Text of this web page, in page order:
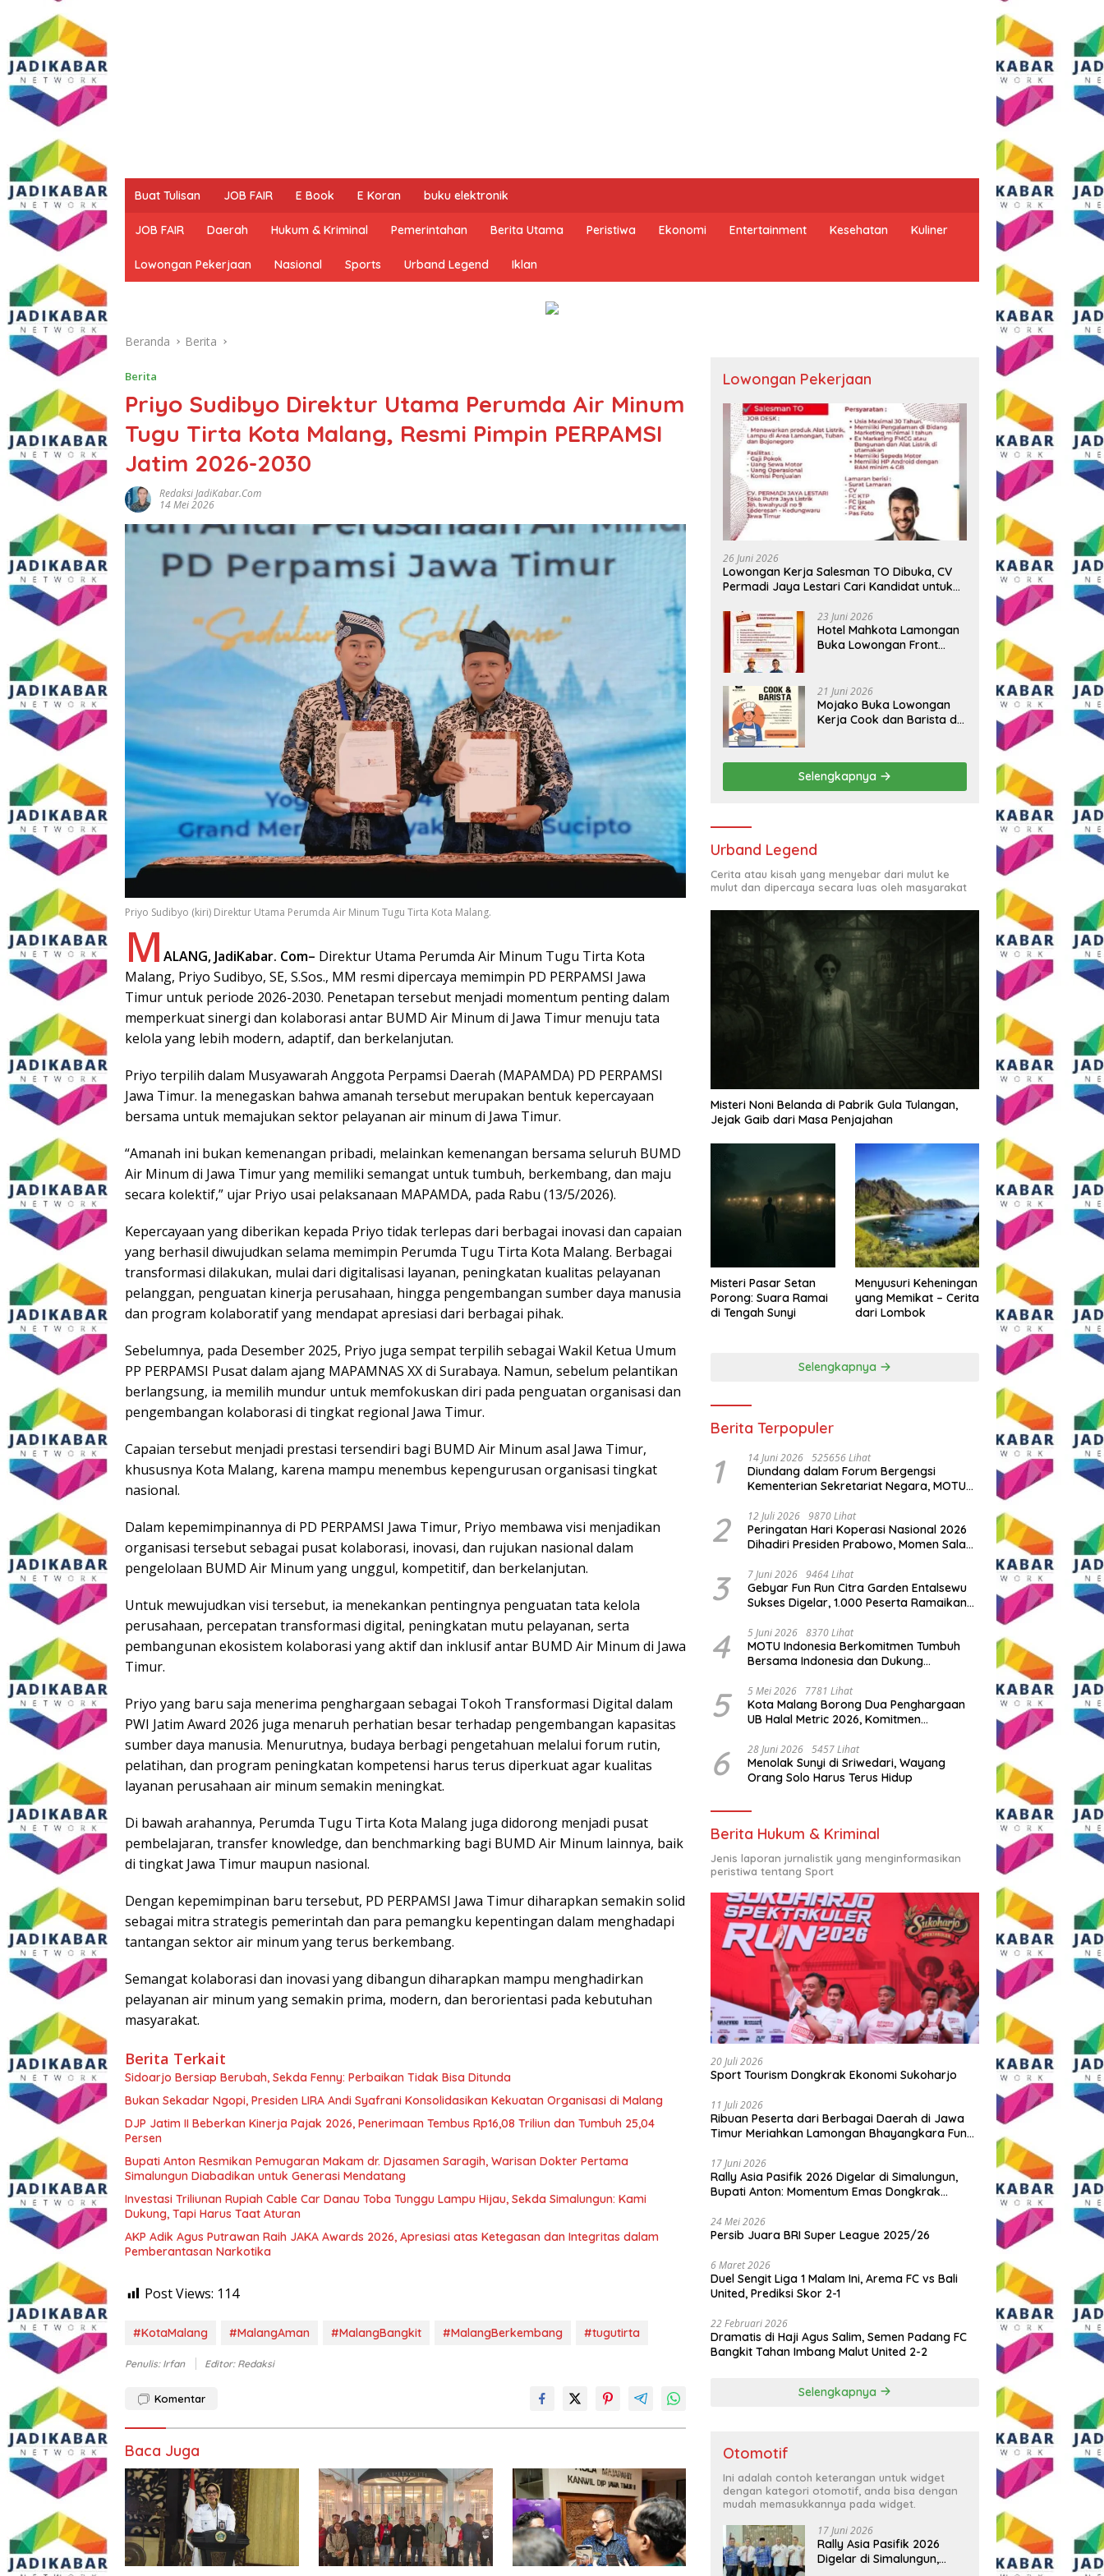
Buat Tulisan JOB FAIR E Book E Koran buku elektronik
JOB FAIR Daerah Hukum & Kriminal Pemerintahan Berita Utama Peristiwa Ekonomi Entertainment Kesehatan Kuliner
Lowongan Pekerjaan Nasional Sports Urband Legend Iklan
Beranda Berita
Berita
Priyo Sudibyo Direktur Utama Perumda Air Minum
Tugu Tirta Kota Malang, Resmi Pimpin PERPAMSI
Jatim 2026-2030
Redaksi JadiKabar.com
14 Mei 2026
Priyo Sudibyo (kiri) Direktur Utama Perumda Air Minum Tugu Tirta Kota Malang.
M ALANG, JadiKabar. Com– Direktur Utama Perumda Air Minum Tugu Tirta Kota
Malang, Priyo Sudibyo, SE, S.Sos., MM resmi dipercaya memimpin PD PERPAMSI Jawa
Timur untuk periode 2026-2030. Penetapan tersebut menjadi momentum penting dalam
memperkuat sinergi dan kolaborasi antar BUMD Air Minum di Jawa Timur menuju tata
kelola yang lebih modern, adaptif, dan berkelanjutan.
Priyo terpilih dalam Musyawarah Anggota Perpamsi Daerah (MAPAMDA) PD PERPAMSI
Jawa Timur. Ia menegaskan bahwa amanah tersebut merupakan bentuk kepercayaan
bersama untuk memajukan sektor pelayanan air minum di Jawa Timur.
“Amanah ini bukan kemenangan pribadi, melainkan kemenangan bersama seluruh BUMD
Air Minum di Jawa Timur yang memiliki semangat untuk tumbuh, berkembang, dan maju
secara kolektif,” ujar Priyo usai pelaksanaan MAPAMDA, pada Rabu (13/5/2026).
Kepercayaan yang diberikan kepada Priyo tidak terlepas dari berbagai inovasi dan capaian
yang berhasil diwujudkan selama memimpin Perumda Tugu Tirta Kota Malang. Berbagai
transformasi dilakukan, mulai dari digitalisasi layanan, peningkatan kualitas pelayanan
pelanggan, penguatan kinerja perusahaan, hingga pengembangan sumber daya manusia
dan program kolaboratif yang mendapat apresiasi dari berbagai pihak.
Sebelumnya, pada Desember 2025, Priyo juga sempat terpilih sebagai Wakil Ketua Umum
PP PERPAMSI Pusat dalam ajang MAPAMNAS XX di Surabaya. Namun, sebelum pelantikan
berlangsung, ia memilih mundur untuk memfokuskan diri pada penguatan organisasi dan
pengembangan kolaborasi di tingkat regional Jawa Timur.
Capaian tersebut menjadi prestasi tersendiri bagi BUMD Air Minum asal Jawa Timur,
khususnya Kota Malang, karena mampu menembus kepengurusan organisasi tingkat
nasional.
Dalam kepemimpinannya di PD PERPAMSI Jawa Timur, Priyo membawa visi menjadikan
organisasi tersebut sebagai pusat kolaborasi, inovasi, dan rujukan nasional dalam
pengelolaan BUMD Air Minum yang unggul, kompetitif, dan berkelanjutan.
Untuk mewujudkan visi tersebut, ia menekankan pentingnya penguatan tata kelola
perusahaan, percepatan transformasi digital, peningkatan mutu pelayanan, serta
pembangunan ekosistem kolaborasi yang aktif dan inklusif antar BUMD Air Minum di Jawa
Timur.
Priyo yang baru saja menerima penghargaan sebagai Tokoh Transformasi Digital dalam
PWI Jatim Award 2026 juga menaruh perhatian besar terhadap pengembangan kapasitas
sumber daya manusia. Menurutnya, budaya berbagi pengetahuan melalui forum rutin,
pelatihan, dan program peningkatan kompetensi harus terus diperkuat agar kualitas
layanan perusahaan air minum semakin meningkat.
Di bawah arahannya, Perumda Tugu Tirta Kota Malang juga didorong menjadi pusat
pembelajaran, transfer knowledge, dan benchmarking bagi BUMD Air Minum lainnya, baik
di tingkat Jawa Timur maupun nasional.
Dengan kepemimpinan baru tersebut, PD PERPAMSI Jawa Timur diharapkan semakin solid
sebagai mitra strategis pemerintah dan para pemangku kepentingan dalam menghadapi
tantangan sektor air minum yang terus berkembang.
Semangat kolaborasi dan inovasi yang dibangun diharapkan mampu menghadirkan
pelayanan air minum yang semakin prima, modern, dan berorientasi pada kebutuhan
masyarakat.
Berita Terkait
Sidoarjo Bersiap Berubah, Sekda Fenny: Perbaikan Tidak Bisa Ditunda
Bukan Sekadar Ngopi, Presiden LIRA Andi Syafrani Konsolidasikan Kekuatan Organisasi di Malang
DJP Jatim II Beberkan Kinerja Pajak 2026, Penerimaan Tembus Rp16,08 Triliun dan Tumbuh 25,04
Persen
Bupati Anton Resmikan Pemugaran Makam dr. Djasamen Saragih, Warisan Dokter Pertama
Simalungun Diabadikan untuk Generasi Mendatang
Investasi Triliunan Rupiah Cable Car Danau Toba Tunggu Lampu Hijau, Sekda Simalungun: Kami
Dukung, Tapi Harus Taat Aturan
AKP Adik Agus Putrawan Raih JAKA Awards 2026, Apresiasi atas Ketegasan dan Integritas dalam
Pemberantasan Narkotika
Post Views: 114
#KotaMalang #MalangAman #MalangBangkit #MalangBerkembang #tugutirta
Penulis: Irfan Editor: Redaksi
Komentar
Baca Juga
Lowongan Pekerjaan
26 Juni 2026
Lowongan Kerja Salesman TO Dibuka, CV
Permadi Jaya Lestari Cari Kandidat untuk
23 Juni 2026
Hotel Mahkota Lamongan
Buka Lowongan Front
Syaratnya
21 Juni 2026
Mojako Buka Lowongan
Kerja Cook dan Barista di
Selengkapnya
Urband Legend
Cerita atau kisah yang menyebar dari mulut ke
mulut dan dipercaya secara luas oleh masyarakat
Misteri Noni Belanda di Pabrik Gula Tulangan,
Jejak Gaib dari Masa Penjajahan
Misteri Pasar Setan
Porong: Suara Ramai
di Tengah Sunyi
Menyusuri Keheningan
yang Memikat – Cerita
dari Lombok
Selengkapnya
Berita Terpopuler
1 14 Juni 2026 525656 Lihat
Diundang dalam Forum Bergengsi
Kementerian Sekretariat Negara, MOTU
Indonesia
2 12 Juli 2026 9870 Lihat
Peringatan Hari Koperasi Nasional 2026
Dihadiri Presiden Prabowo, Momen Salam
3 7 Juni 2026 9464 Lihat
Gebyar Fun Run Citra Garden Entalsewu
Sukses Digelar, 1.000 Peserta Ramaikan
4 5 Juni 2026 8370 Lihat
MOTU Indonesia Berkomitmen Tumbuh
Bersama Indonesia dan Dukung
5 5 Mei 2026 7781 Lihat
Kota Malang Borong Dua Penghargaan
UB Halal Metric 2026, Komitmen
6 28 Juni 2026 5457 Lihat
Menolak Sunyi di Sriwedari, Wayang
Orang Solo Harus Terus Hidup
Berita Hukum & Kriminal
Jenis laporan jurnalistik yang menginformasikan
peristiwa tentang Sport
20 Juli 2026
Sport Tourism Dongkrak Ekonomi Sukoharjo
11 Juli 2026
Ribuan Peserta dari Berbagai Daerah di Jawa
Timur Meriahkan Lamongan Bhayangkara Fun
17 Juni 2026
Rally Asia Pasifik 2026 Digelar di Simalungun,
Bupati Anton: Momentum Emas Dongkrak
24 Mei 2026
Persib Juara BRI Super League 2025/26
6 Maret 2026
Duel Sengit Liga 1 Malam Ini, Arema FC vs Bali
United, Prediksi Skor 2-1
22 Februari 2026
Dramatis di Haji Agus Salim, Semen Padang FC
Bangkit Tahan Imbang Malut United 2-2
Selengkapnya
Otomotif
Ini adalah contoh keterangan untuk widget
dengan kategori otomotif, anda bisa dengan
mudah memasukkannya pada widget.
17 Juni 2026
Rally Asia Pasifik 2026
Digelar di Simalungun,